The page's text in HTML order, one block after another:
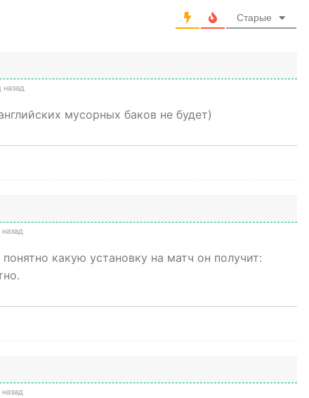
Старые
назад
мусорных баков не будет)
назад
какую установку на матч он получит:
назад